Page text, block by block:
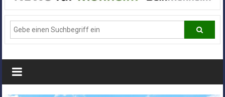
News
aus
Deiner
Stadt
Monheim